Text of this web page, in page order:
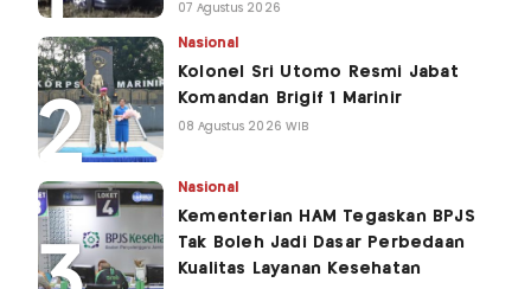
07 Agustus 2026
Nasional
Kolonel Sri Utomo Resmi Jabat
Komandan Brigif 1 Marinir
08 Agustus 2026 WIB
Nasional
Kementerian HAM Tegaskan BPJS
Tak Boleh Jadi Dasar Perbedaan
Kualitas Layanan Kesehatan